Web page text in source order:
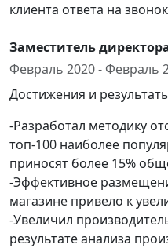
клиента ответа на звонок
Заместитель
Февраль 2020 - Февраль
Достижения и
-Разработал методику
топ-100 наиболее
приносят более 15%
-Эффективное
магазине привело к
-Увеличил
результате анализа